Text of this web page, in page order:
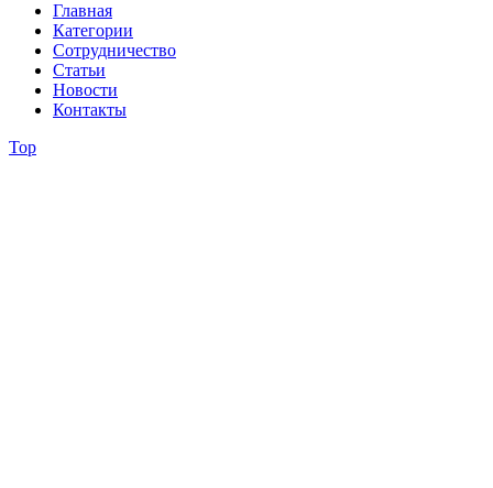
Главная
Категории
Сотрудничество
Статьи
Новости
Контакты
Top